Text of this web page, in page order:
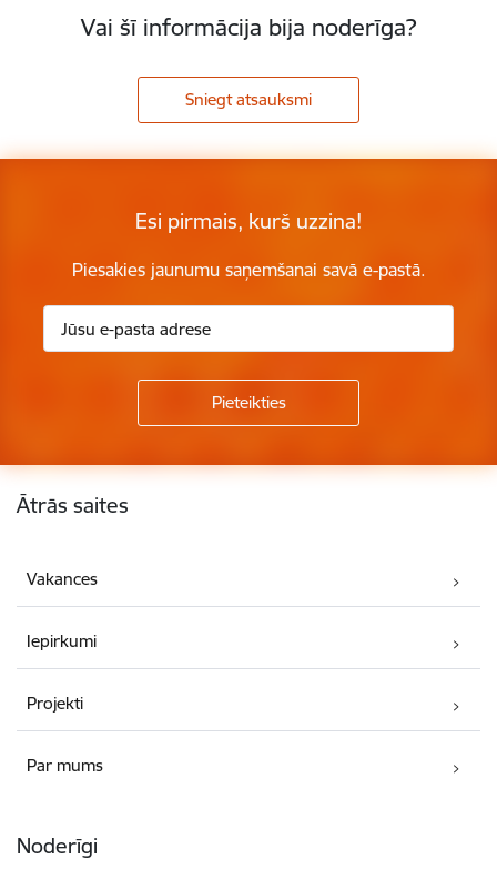
Vai šī informācija bija noderīga?
Sniegt atsauksmi
Esi pirmais, kurš uzzina!
Piesakies jaunumu saņemšanai savā e-pastā.
Kājene
Ātrās saites
Vakances
Iepirkumi
Projekti
Par mums
Noderīgi